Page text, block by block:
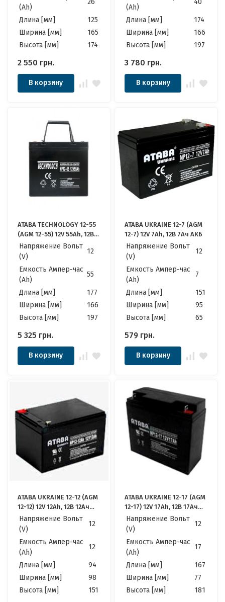
(Ah)
26
Длина [мм]
125
Ширина [мм]
165
Высота [мм]
174
2 550 грн.
В корзину
(Ah)
40
Длина [мм]
174
Ширина [мм]
166
Высота [мм]
197
3 780 грн.
В корзину
ATABA TECHNOLOGY 12-55
(AGM 12-55) 12V 55Ah, 12В
55Ач АКБ
Напряжение Вольт
(V)
12
Емкость Ампер-час
(Ah)
55
Длина [мм]
177
Ширина [мм]
166
Высота [мм]
197
5 325 грн.
В корзину
ATABA UKRAINE 12-7 (AGM
12-7) 12V 7Ah, 12В 7Ач АКБ
Напряжение Вольт
(V)
12
Емкость Ампер-час
(Ah)
7
Длина [мм]
151
Ширина [мм]
95
Высота [мм]
65
579 грн.
В корзину
ATABA UKRAINE 12-12 (AGM
12-12) 12V 12Ah, 12В 12Ач
АКБ
Напряжение Вольт
(V)
12
Емкость Ампер-час
(Ah)
12
Длина [мм]
94
Ширина [мм]
98
Высота [мм]
151
ATABA UKRAINE 12-17 (AGM
12-17) 12V 17Ah, 12В 17Ач
АКБ
Напряжение Вольт
(V)
12
Емкость Ампер-час
(Ah)
17
Длина [мм]
167
Ширина [мм]
77
Высота [мм]
181